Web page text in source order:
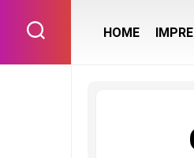
content
HOME